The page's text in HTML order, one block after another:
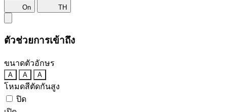
On TH
ตัวช่วยการเข้าถึง
ขนาดตัวอักษร
A A A
โหมดสีตัดกันสูง
ปิด